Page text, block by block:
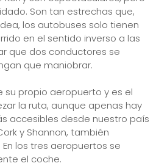
Son tan estrechas que,
los autobuses solo tienen
en el sentido inverso a las
que dos conductores se
que maniobrar.
su propio aeropuerto y es el
la ruta, aunque apenas hay
accesibles desde nuestro país
y Shannon, también
En los tres aeropuertos se
el coche.